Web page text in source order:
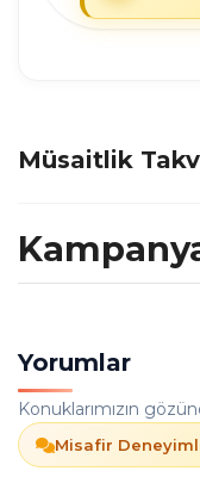
Müsaitlik
Yorumlar
Konuklarımızın
Misafir